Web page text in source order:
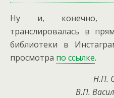
Ну и, конечно,
транслировалась в
библиотеки в
просмотра по ссылке.
Н.П.
В.П.